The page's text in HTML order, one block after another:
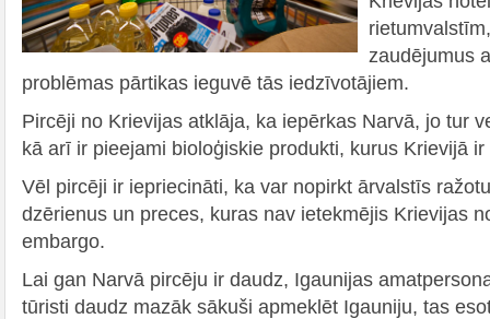
zaudējumus
problēmas pārtikas ieguvē tās iedzīvotājiem.
Pircēji no Krievijas atklāja, ka iepērkas Narvā, jo tur
kā arī ir pieejami bioloģiskie produkti, kurus Krievijā
Vēl pircēji ir iepriecināti, ka var nopirkt ārvalstīs
dzērienus un preces, kuras nav ietekmējis Krievijas
embargo.
Lai gan Narvā pircēju ir daudz, Igaunijas
tūristi daudz mazāk sākuši apmeklēt Igauniju, tas